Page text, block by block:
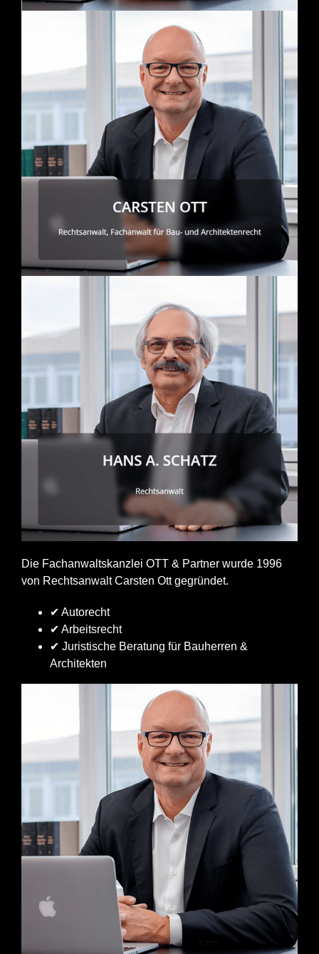
Die Fachanwaltskanzlei OTT & Partner wurde 1996
von Rechtsanwalt Carsten Ott gegründet.
✔ Autorecht
✔ Arbeitsrecht
✔ Juristische Beratung für Bauherren &
Architekten